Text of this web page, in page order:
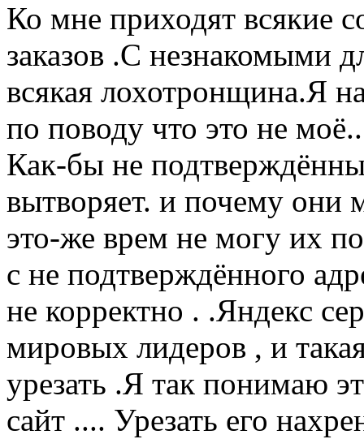
Ко мне приходят всякие
заказов .С незнакомыми
всякая лохотронщина.Я
по поводу что это не
Как-бы не
вытворяет. и почему они
это-же врем не могу их
с не подтверждённого
не корректно . .Яндекс
мировых лидеров , и
урезать .Я так понимаю
сайт .... Урезать его